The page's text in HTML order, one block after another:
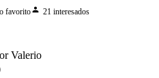
favoritoperson 21 interesados
Valerio